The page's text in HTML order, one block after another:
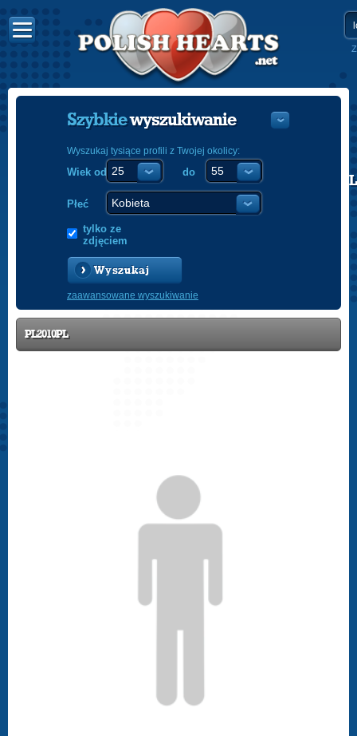
POLISH
Szybkiewyszukiwanie
Wyszukaj tysiące profili z Twojej okolicy:
Wiek od do
Płeć
tylko ze
zdjęciem
Wyszukaj
zaawansowane wyszukiwanie
PL2010PL